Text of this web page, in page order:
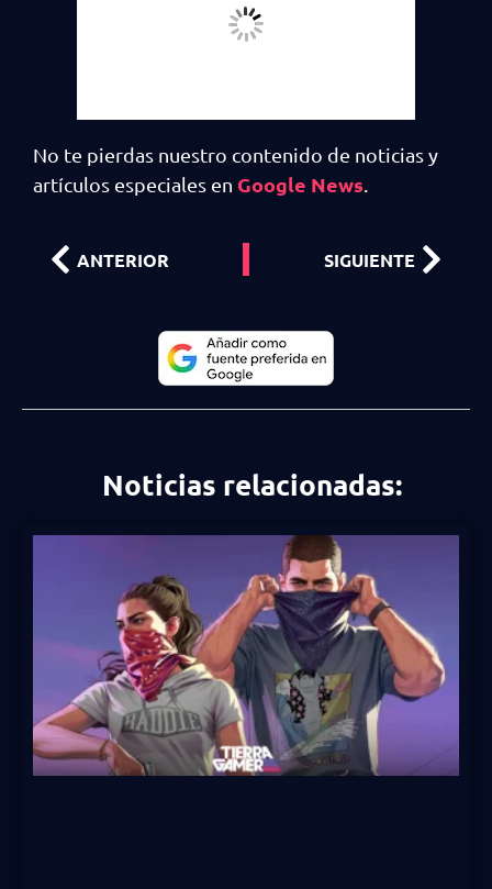
No te pierdas nuestro contenido de noticias y
artículos especiales en Google News.
ANTERIOR SIGUIENTE
Noticias relacionadas: